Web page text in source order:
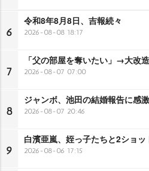
6
令和8年8月8日、吉報続々
2026-08-08 18:17
7
「父の部屋を奪いたい」→大改
2026-08-07 07:00
8
ジャンボ、池田の結婚報告に感激
2026-08-07 20:46
9
白濱亜嵐、姪っ子たちと2ショッ
2026-08-06 17:15